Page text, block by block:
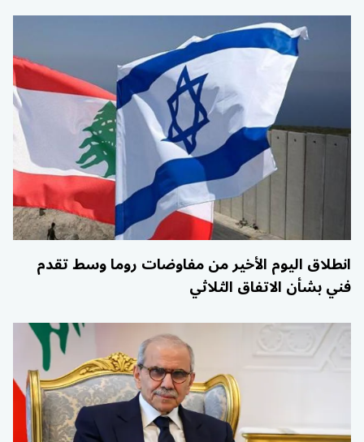
انطلاق اليوم الأخير من مفاوضات روما وسط تقدم
فني بشأن الاتفاق الثلاثي